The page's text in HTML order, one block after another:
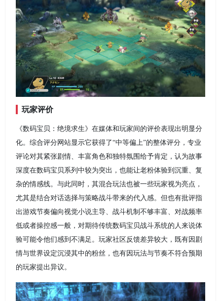
玩家评价
《数码宝贝：绝境求生》在媒体和玩家间的评价表现出明显分
化。综合评分网站显示它获得了“中等偏上”的整体评分，专业
评论对其紧张剧情、丰富角色和独特氛围给予肯定，认为故事
深度在数码宝贝系列中较为突出，也能让老粉体验到沉重、复
杂的情感线。与此同时，其混合玩法也被一些玩家视为亮点，
尤其是结合对话选择与策略战斗带来的代入感。但也有批评指
出游戏节奏偏向视觉小说主导、战斗机制不够丰富、对战频率
低或者操控感一般，对期待传统数码宝贝战斗系统的人来说体
验可能令他们感到不满足。玩家社区反馈差异较大，既有因剧
情与世界设定沉浸其中的粉丝，也有因玩法与节奏不符合预期
的玩家提出异议。